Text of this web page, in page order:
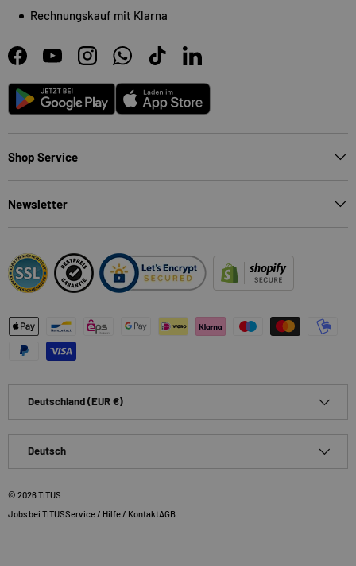
Rechnungskauf mit Klarna
FacebookYouTubeInstagramWhatsAppTikTokLinkedIn
Android App Store
Shop Service
Newsletter
Zahlungsmethoden
Deutschland (EUR €)
Deutsch
© 2026TITUS
Jobs bei TITUSService / Hilfe / KontaktAGB